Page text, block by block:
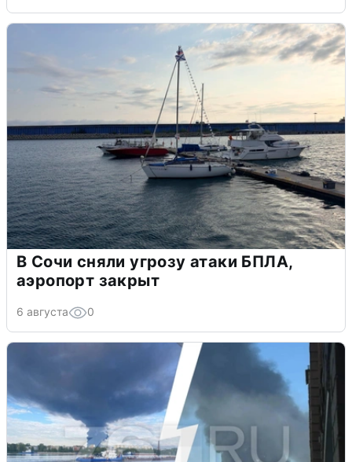
В Сочи сняли угрозу атаки БПЛА,
аэропорт закрыт
6 августа 0